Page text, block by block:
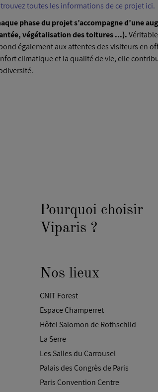
toutes les informations de ce projet ici.
phase du projet s’accompagne d’une
végétalisation des toitures ...).
également aux attentes des visiteurs en
climatique et la qualité de vie, elle
Pourquoi choisir
Viparis ?
Nos lieux
CNIT Forest
Espace Champerret
Hôtel Salomon de Rothschild
La Serre
Les Salles du Carrousel
Palais des Congrès de Paris
Paris Convention Centre